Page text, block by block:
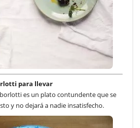
para llevar
es un plato contundente que se
y no dejará a nadie insatisfecho.